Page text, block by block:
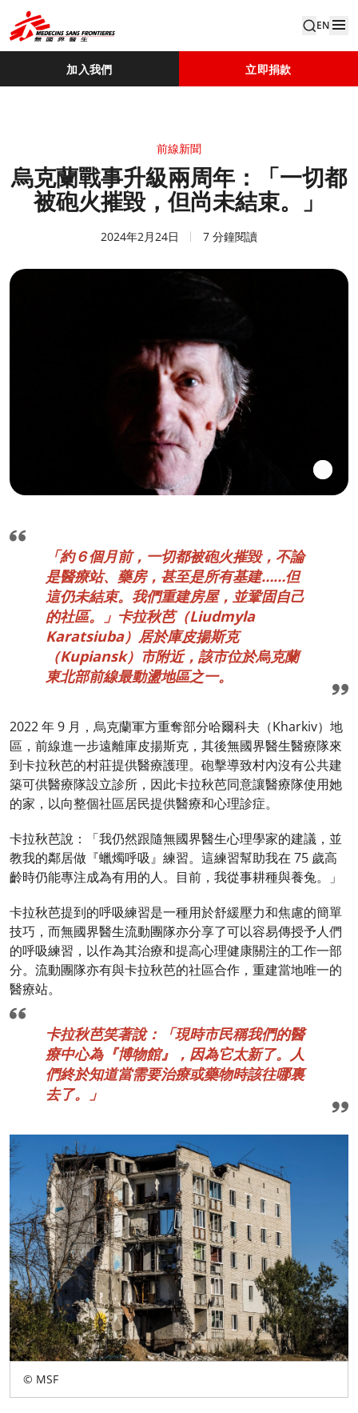
EN
加入我們 立即捐款
前線新聞
烏克蘭戰事升級兩周年：「一切都
被砲火摧毀，但尚未結束。」
2024年2月24日 7 分鐘閱讀
「約６個月前，一切都被砲火摧毀，不論
是醫療站、藥房，甚至是所有基建……但
這仍未結束。我們重建房屋，並鞏固自己
的社區。」卡拉秋芭（Liudmyla
Karatsiuba）居於庫皮揚斯克
（Kupiansk）市附近，該市位於烏克蘭
東北部前線最動盪地區之一。
2022 年 9 月，烏克蘭軍方重奪部分哈爾科夫（Kharkiv）地
區，前線進一步遠離庫皮揚斯克，其後無國界醫生醫療隊來
到卡拉秋芭的村莊提供醫療護理。砲擊導致村內沒有公共建
築可供醫療隊設立診所，因此卡拉秋芭同意讓醫療隊使用她
的家，以向整個社區居民提供醫療和心理診症。
卡拉秋芭說：「我仍然跟隨無國界醫生心理學家的建議，並
教我的鄰居做『蠟燭呼吸』練習。這練習幫助我在 75 歲高
齡時仍能專注成為有用的人。目前，我從事耕種與養兔。」
卡拉秋芭提到的呼吸練習是一種用於舒緩壓力和焦慮的簡單
技巧，而無國界醫生流動團隊亦分享了可以容易傳授予人們
的呼吸練習，以作為其治療和提高心理健康關注的工作一部
分。流動團隊亦有與卡拉秋芭的社區合作，重建當地唯一的
醫療站。
卡拉秋芭笑著說：「現時市民稱我們的醫
療中心為『博物館』，因為它太新了。人
們終於知道當需要治療或藥物時該往哪裏
去了。」
© MSF